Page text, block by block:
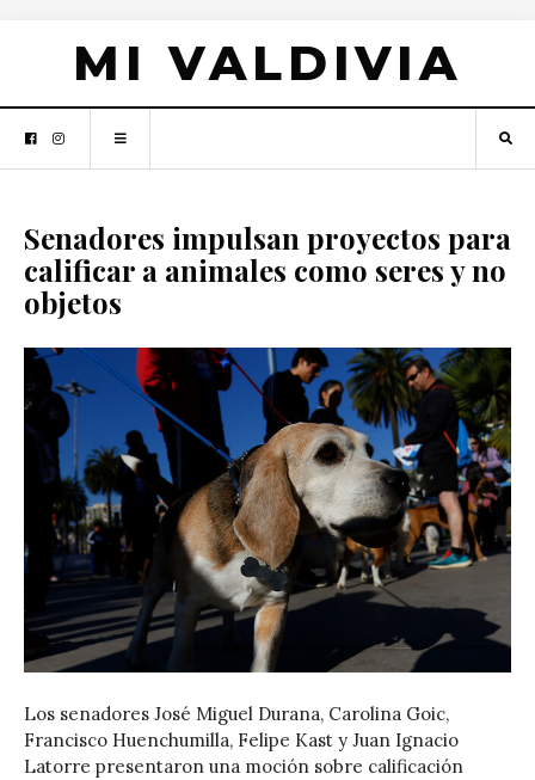
MI VALDIVIA
Senadores impulsan proyectos para
calificar a animales como seres y no
objetos
Los senadores José Miguel Durana, Carolina Goic,
Francisco Huenchumilla, Felipe Kast y Juan Ignacio
Latorre presentaron una moción sobre calificación